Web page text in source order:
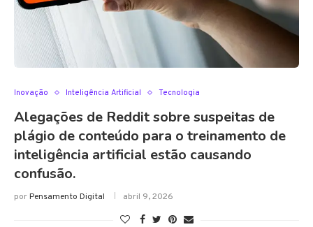
Inovação Inteligência Artificial Tecnologia
Alegações de Reddit sobre suspeitas de
plágio de conteúdo para o treinamento de
inteligência artificial estão causando
confusão.
porPensamento Digital abril 9, 2026